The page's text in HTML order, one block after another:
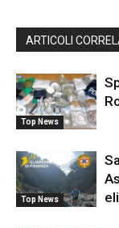
ARTICOLI
Top News
Top News